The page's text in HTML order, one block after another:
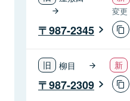
変更
987-2345
柳目
987-2309